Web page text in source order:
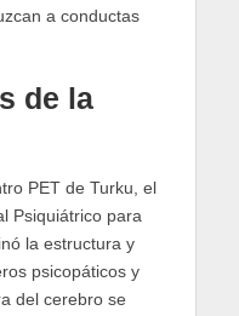
a conductas
de la
PET de Turku, el
Psiquiátrico para
la estructura y
psicopáticos y
del cerebro se